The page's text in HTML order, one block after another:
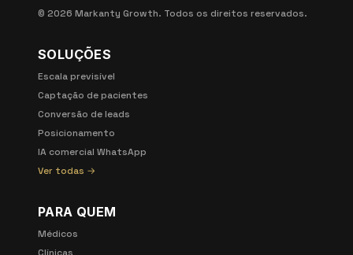
© 2026 Markanty Growth. Todos os direitos reservados.
SOLUÇÕES
Escala previsível
Captação de pacientes
Conversão de leads
Posicionamento
IA comercial WhatsApp
Ver todas →
PARA QUEM
Médicos